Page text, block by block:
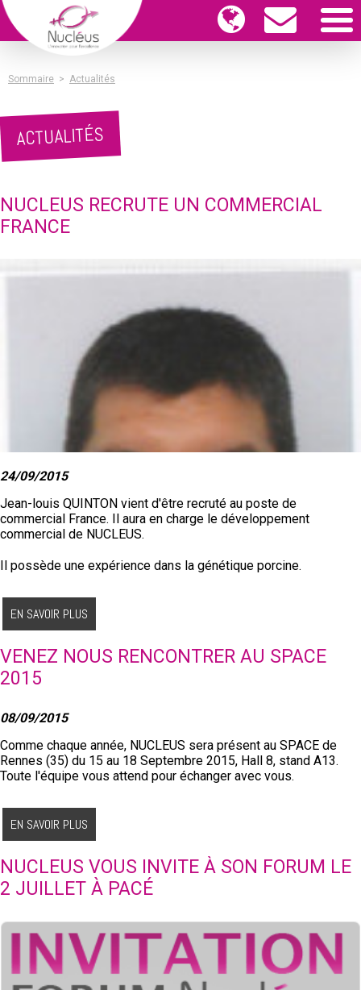
Sommaire > Actualités
ACTUALITÉS
NUCLEUS RECRUTE UN COMMERCIAL
FRANCE
24/09/2015
Jean-louis QUINTON vient d'être recruté au poste de
commercial France. Il aura en charge le développement
commercial de NUCLEUS.
Il possède une expérience dans la génétique porcine.
EN SAVOIR PLUS
VENEZ NOUS RENCONTRER AU SPACE
2015
08/09/2015
Comme chaque année, NUCLEUS sera présent au SPACE de
Rennes (35) du 15 au 18 Septembre 2015, Hall 8, stand A13.
Toute l'équipe vous attend pour échanger avec vous.
EN SAVOIR PLUS
NUCLEUS VOUS INVITE À SON FORUM LE
2 JUILLET À PACÉ